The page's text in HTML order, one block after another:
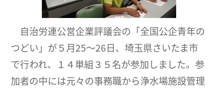
自治労連公営企業評議会の「全国公企青年の
つどい」が５月25～26日、埼玉県さいたま市
で行われ、１４単組３５名が参加しました。参
加者の中には元々の事務職から浄水場施設管理